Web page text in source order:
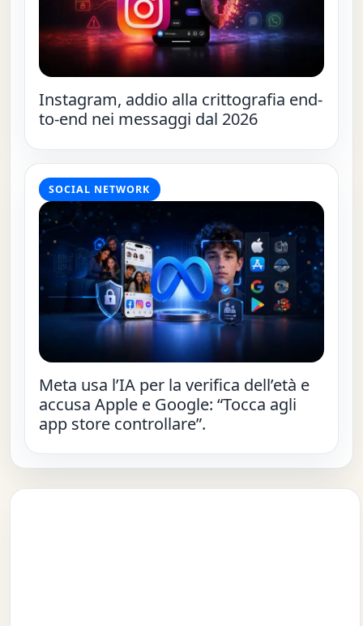
Instagram, addio alla crittografia end-
to-end nei messaggi dal 2026
SOCIAL NETWORK
Meta usa l’IA per la verifica dell’età e
accusa Apple e Google: “Tocca agli
app store controllare”.